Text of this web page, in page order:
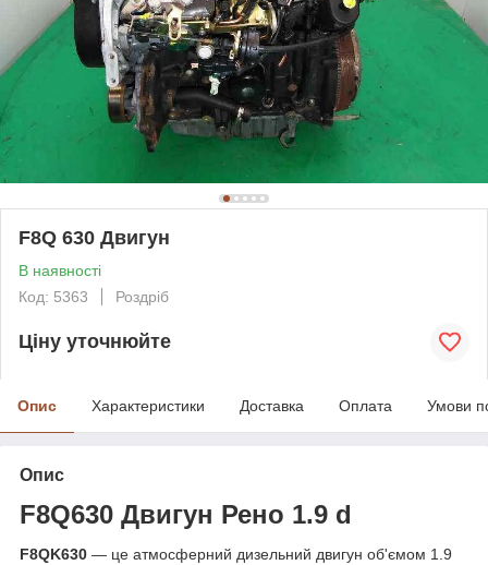
F8Q 630 Двигун
В наявності
Код: 5363
Роздріб
Ціну уточнюйте
Опис Характеристики Доставка Оплата Умови
Опис
F8Q630 Двигун Рено 1.9 d
F8QK630 — це атмосферний дизельний двигун об'ємом 1.9